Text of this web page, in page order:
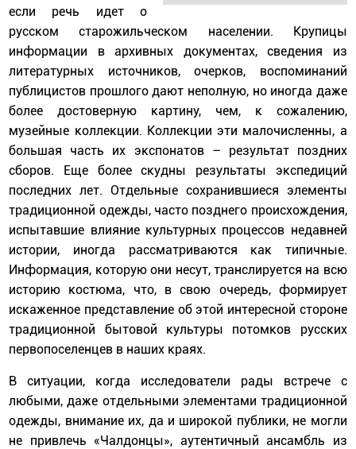
если речь идет о
русском старожильческом населении. Крупицы
информации в архивных документах, сведения из
литературных источников, очерков, воспоминаний
публицистов прошлого дают неполную, но иногда даже
более достоверную картину, чем, к сожалению,
музейные коллекции. Коллекции эти малочисленны, а
большая часть их экспонатов – результат поздних
сборов. Еще более скудны результаты экспедиций
последних лет. Отдельные сохранившиеся элементы
традиционной одежды, часто позднего происхождения,
испытавшие влияние культурных процессов недавней
истории, иногда рассматриваются как типичные.
Информация, которую они несут, транслируется на всю
историю костюма, что, в свою очередь, формирует
искаженное представление об этой интересной стороне
традиционной бытовой культуры потомков русских
первопоселенцев в наших краях.
В ситуации, когда исследователи рады встрече с
любыми, даже отдельными элементами традиционной
одежды, внимание их, да и широкой публики, не могли
не привлечь «Чалдонцы», аутентичный ансамбль из